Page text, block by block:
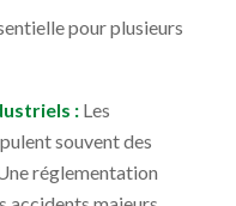
pour plusieurs
:Les
souvent des
réglementation